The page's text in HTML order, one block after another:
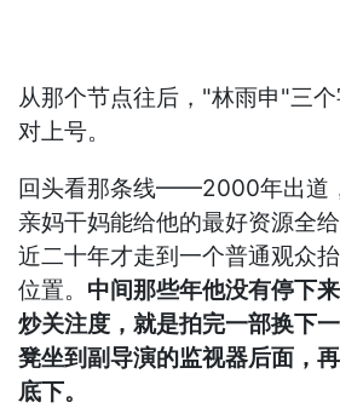
从那个节点往后，"林雨申"三
对上号。
回头看那条线——2000年出道
亲妈干妈能给他的最好资源全
近二十年才走到一个普通观众
位置。 中间那些年他没有停下
炒关注度，就是拍完一部换下
凳坐到副导演的监视器后面，
底下。